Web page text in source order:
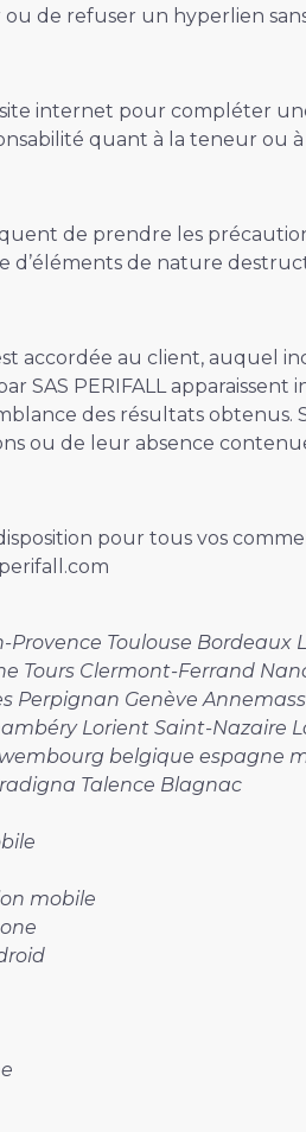
de refuser un hyperlien
internet pour compléter
quant à la teneur ou à
de prendre les
d’éléments de nature
accordée au client, auquel
SAS PERIFALL
des résultats obtenus.
ou de leur absence
pour tous vos
Provence Toulouse
Tours Clermont-Ferrand
Perpignan Genève
Lorient Saint-Nazaire
belgique espagne
Talence Blagnac
mobile